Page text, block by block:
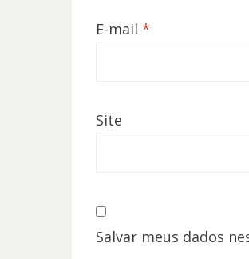
E-mail *
Site
Salvar meus dados